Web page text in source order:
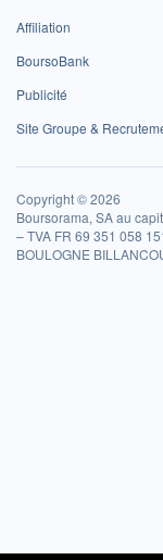
Affiliation
BoursoBank
Publicité
Site Groupe &
Copyright © 2026
Boursorama, SA au
– TVA FR 69 351 058
BOULOGNE